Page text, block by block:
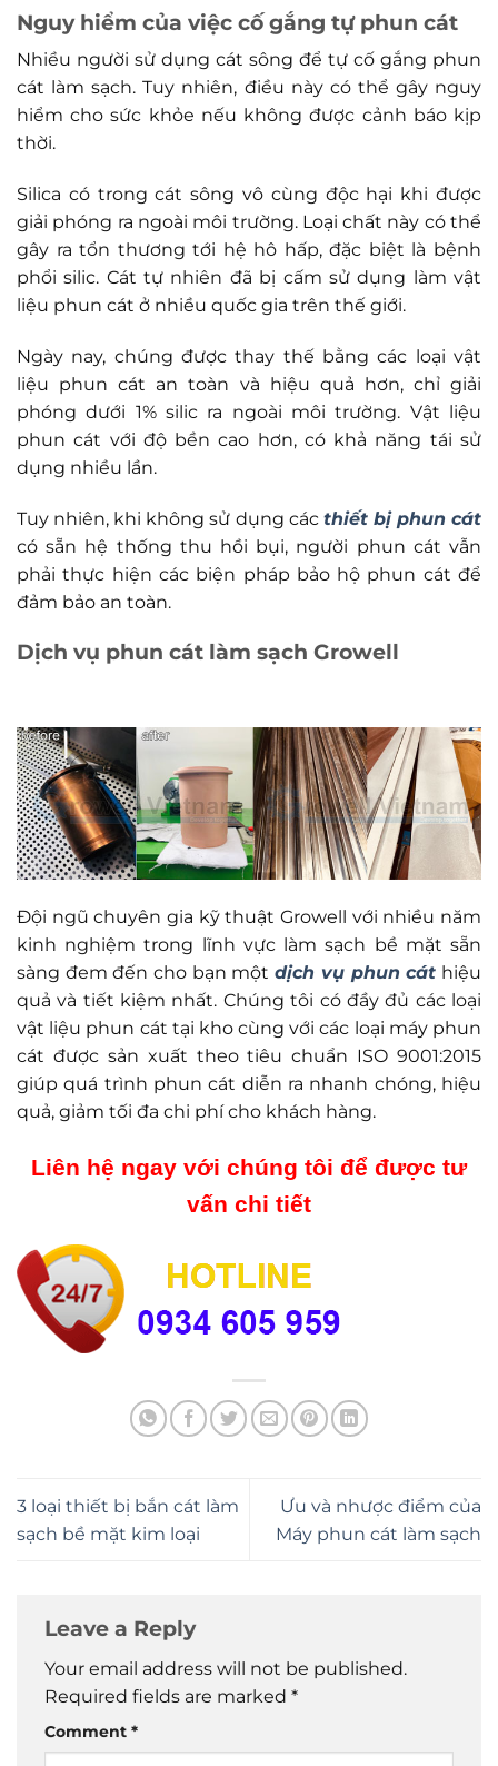
Nguy hiểm của việc cố gắng tự phun cát
Nhiều người sử dụng cát sông để tự cố gắng phun
cát làm sạch. Tuy nhiên, điều này có thể gây nguy
hiểm cho sức khỏe nếu không được cảnh báo kịp
thời.
Silica có trong cát sông vô cùng độc hại khi được
giải phóng ra ngoài môi trường. Loại chất này có thể
gây ra tổn thương tới hệ hô hấp, đặc biệt là bệnh
phổi silic. Cát tự nhiên đã bị cấm sử dụng làm vật
liệu phun cát ở nhiều quốc gia trên thế giới.
Ngày nay, chúng được thay thế bằng các loại vật
liệu phun cát an toàn và hiệu quả hơn, chỉ giải
phóng dưới 1% silic ra ngoài môi trường. Vật liệu
phun cát với độ bền cao hơn, có khả năng tái sử
dụng nhiều lần.
Tuy nhiên, khi không sử dụng các thiết bị phun cát
có sẵn hệ thống thu hồi bụi, người phun cát vẫn
phải thực hiện các biện pháp bảo hộ phun cát để
đảm bảo an toàn.
Dịch vụ phun cát làm sạch Growell
Đội ngũ chuyên gia kỹ thuật Growell với nhiều năm
kinh nghiệm trong lĩnh vực làm sạch bề mặt sẵn
sàng đem đến cho bạn mộtdịch vụ phun cát hiệu
quả và tiết kiệm nhất. Chúng tôi có đầy đủ các loại
vật liệu phun cát tại kho cùng với các loại máy phun
cát được sản xuất theo tiêu chuẩn ISO 9001:2015
giúp quá trình phun cát diễn ra nhanh chóng, hiệu
quả, giảm tối đa chi phí cho khách hàng.
Liên hệ ngay với chúng tôi để được tư
vấn chi tiết
3 loại thiết bị bắn cát làm
sạch bề mặt kim loại
Ưu và nhược điểm của
Máy phun cát làm sạch
Leave a Reply
Your email address will not be published.
Required fields are marked *
Comment *